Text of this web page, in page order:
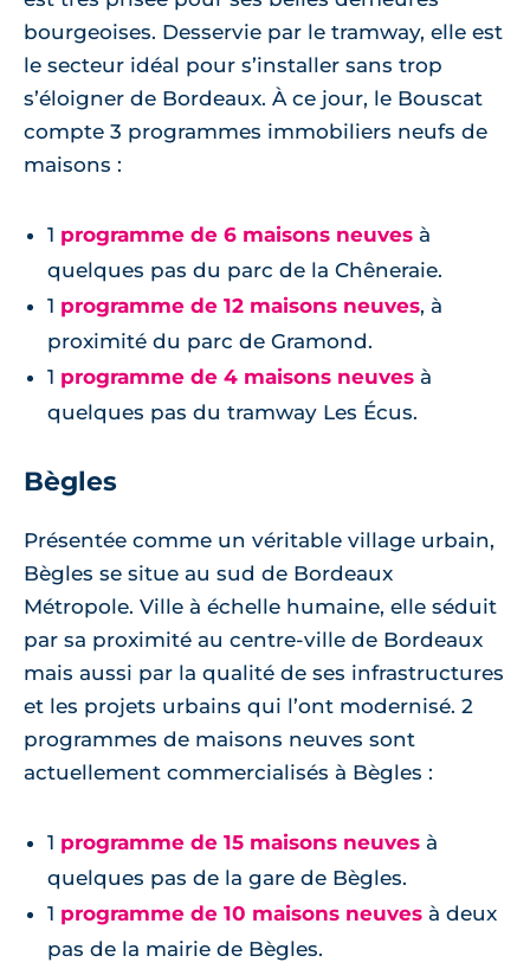
bourgeoises. Desservie par le tramway, elle est
le secteur idéal pour s’installer sans trop
s’éloigner de Bordeaux. À ce jour, le Bouscat
compte 3 programmes immobiliers neufs de
maisons :
1 programme de 6 maisons neuves à
quelques pas du parc de la Chêneraie.
1 programme de 12 maisons neuves, à
proximité du parc de Gramond.
1 programme de 4 maisons neuves à
quelques pas du tramway Les Écus.
Bègles
Présentée comme un véritable village urbain,
Bègles se situe au sud de Bordeaux
Métropole. Ville à échelle humaine, elle séduit
par sa proximité au centre-ville de Bordeaux
mais aussi par la qualité de ses infrastructures
et les projets urbains qui l’ont modernisé. 2
programmes de maisons neuves sont
actuellement commercialisés à Bègles :
1 programme de 15 maisons neuves à
quelques pas de la gare de Bègles.
1 programme de 10 maisons neuves à deux
pas de la mairie de Bègles.